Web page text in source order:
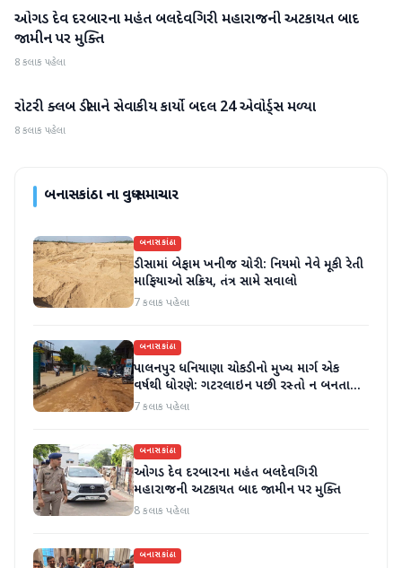
બનાસકાંઠા
ઓગડ દેવ દરબારના મહંત બલદેવગિરી મહારાજની અટકાયત બાદ
જામીન પર મુક્તિ
8 કલાક પહેલા
બનાસકાંઠા
રોટરી ક્લબ ડીસાને સેવાકીય કાર્યો બદલ 24 એવોર્ડ્સ મળ્યા
8 કલાક પહેલા
બનાસકાંઠાના વધુ સમાચાર
બનાસકાંઠા
ડીસામાં બેફામ ખનીજ ચોરી: નિયમો નેવે મૂકી રેતી
માફિયાઓ સક્રિય, તંત્ર સામે સવાલો
7 કલાક પહેલા
બનાસકાંઠા
પાલનપુર ધનિયાણા ચોકડીનો મુખ્ય માર્ગ એક
વર્ષથી ધોરણે: ગટરલાઇન પછી રસ્તો ન બનતા
હાલાકી
7 કલાક પહેલા
બનાસકાંઠા
ઓગડ દેવ દરબારના મહંત બલદેવગિરી
મહારાજની અટકાયત બાદ જામીન પર મુક્તિ
8 કલાક પહેલા
બનાસકાંઠા